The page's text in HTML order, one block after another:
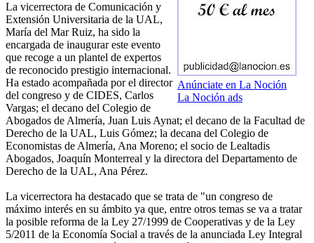
Anúnciate en La Noción
La Noción ads
La vicerrectora de Comunicación y
Extensión Universitaria de la UAL,
María del Mar Ruiz, ha sido la
encargada de inaugurar este evento
que recoge a un plantel de expertos
de reconocido prestigio internacional.
Ha estado acompañada por el director
del congreso y de CIDES, Carlos
Vargas; el decano del Colegio de
Abogados de Almería, Juan Luis Aynat; el decano de la Facultad de
Derecho de la UAL, Luis Gómez; la decana del Colegio de
Economistas de Almería, Ana Moreno; el socio de Lealtadis
Abogados, Joaquín Monterreal y la directora del Departamento de
Derecho de la UAL, Ana Pérez.
La vicerrectora ha destacado que se trata de "un congreso de
máximo interés en su ámbito ya que, entre otros temas se va a tratar
la posible reforma de la Ley 27/1999 de Cooperativas y de la Ley
5/2011 de la Economía Social a través de la anunciada Ley Integral